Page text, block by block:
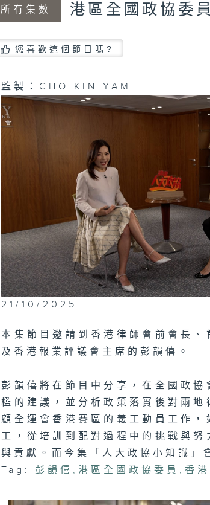
所有集數 港區全國政協委
您喜歡這個節目嗎?
監製：CHO KIN YAM
21/10/2025
本集節目邀請到香港律師會前會長
及香港報業評議會主席的彭韻僖。
彭韻僖將在節目中分享，在全國政
檻的建議，並分析政策落實後對兩
顧全運會香港賽區的義工動員工作
工，從培訓到配對過程中的挑戰與
與貢獻。而今集「人大政協小知識」
Tag:
彭韻僖 ,港區全國政協委員 , 香